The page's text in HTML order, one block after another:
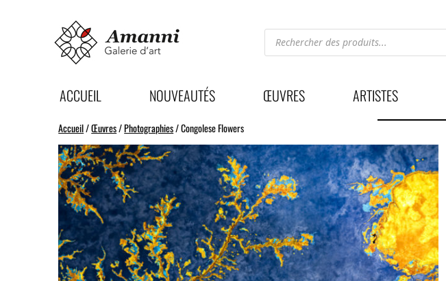
Recherche
de
produits
ACCUEIL NOUVEAUTÉS ŒUVRES ARTISTES
Accueil/Œuvres/Photographies/ Congolese Flowers